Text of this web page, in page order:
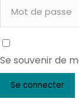
Se souvenir de